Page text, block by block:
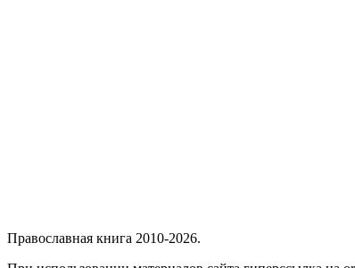
Православная книга 2010-2026.